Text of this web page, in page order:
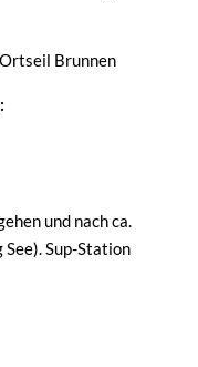
Brunnen
und nach ca.
Sup-Station